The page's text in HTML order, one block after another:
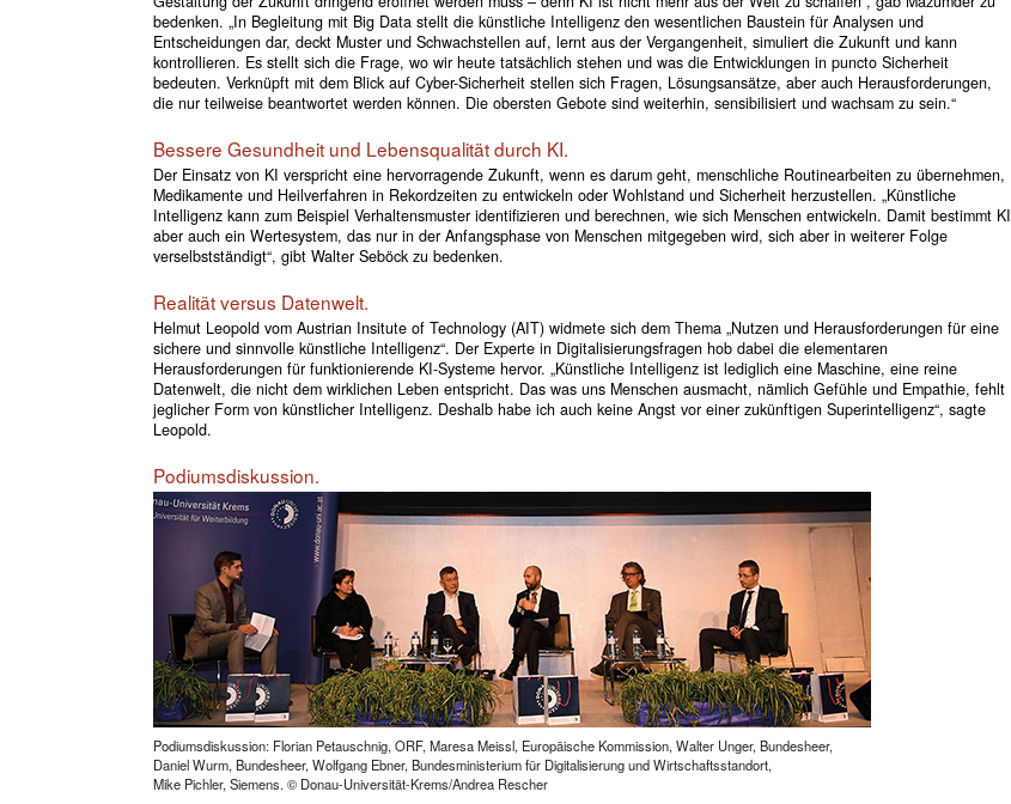
bedenken. „In Begleitung mit Big Data stellt die künstliche Intelligenz den wesentlichen Baustein für Analysen und
Entscheidungen dar, deckt Muster und Schwachstellen auf, lernt aus der Vergangenheit, simuliert die Zukunft und kann
kontrollieren. Es stellt sich die Frage, wo wir heute tatsächlich stehen und was die Entwicklungen in puncto Sicherheit
bedeuten. Verknüpft mit dem Blick auf Cyber-Sicherheit stellen sich Fragen, Lösungsansätze, aber auch Herausforderungen,
die nur teilweise beantwortet werden können. Die obersten Gebote sind weiterhin, sensibilisiert und wachsam zu sein.“
Bessere Gesundheit und Lebensqualität durch KI.
Der Einsatz von KI verspricht eine hervorragende Zukunft, wenn es darum geht, menschliche Routinearbeiten zu übernehmen,
Medikamente und Heilverfahren in Rekordzeiten zu entwickeln oder Wohlstand und Sicherheit herzustellen. „Künstliche
Intelligenz kann zum Beispiel Verhaltensmuster identifizieren und berechnen, wie sich Menschen entwickeln. Damit bestimmt KI
aber auch ein Wertesystem, das nur in der Anfangsphase von Menschen mitgegeben wird, sich aber in weiterer Folge
verselbstständigt“, gibt Walter Seböck zu bedenken.
Realität versus Datenwelt.
Helmut Leopold vom Austrian Insitute of Technology (AIT) widmete sich dem Thema „Nutzen und Herausforderungen für eine
sichere und sinnvolle künstliche Intelligenz“. Der Experte in Digitalisierungsfragen hob dabei die elementaren
Herausforderungen für funktionierende KI-Systeme hervor. „Künstliche Intelligenz ist lediglich eine Maschine, eine reine
Datenwelt, die nicht dem wirklichen Leben entspricht. Das was uns Menschen ausmacht, nämlich Gefühle und Empathie, fehlt
jeglicher Form von künstlicher Intelligenz. Deshalb habe ich auch keine Angst vor einer zukünftigen Superintelligenz“, sagte
Leopold.
Podiumsdiskussion.
Podiumsdiskussion: Florian Petauschnig, ORF, Maresa Meissl, Europäische Kommission, Walter Unger, Bundesheer,
Daniel Wurm, Bundesheer, Wolfgang Ebner, Bundesministerium für Digitalisierung und Wirtschaftsstandort,
Mike Pichler, Siemens. © Donau-Universität-Krems/Andrea Rescher